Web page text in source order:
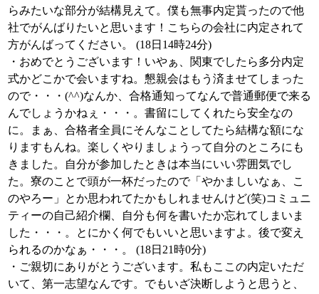
らみたいな部分が結構見えて。僕も無事内定貰ったので他
社でがんばりたいと思います！こちらの会社に内定されて
方がんばってください。 (18日14時24分)
・おめでとうございます！いやぁ、関東でしたら多分内定
式かどこかで会いますね。懇親会はもう済ませてしまった
ので・・・(^^)なんか、合格通知ってなんで普通郵便で来る
んでしょうかねぇ・・・。書留にしてくれたら安全なの
に。まぁ、合格者全員にそんなことしてたら結構な額にな
りますもんね。楽しくやりましょうって自分のところにも
きました。自分が参加したときは本当にいい雰囲気でし
た。寮のことで頭が一杯だったので「やかましいなぁ、こ
のやろー」とか思われてたかもしれませんけど(笑)コミュニ
ティーの自己紹介欄、自分も何を書いたか忘れてしまいま
した・・・。とにかく何でもいいと思いますよ。後で変え
られるのかなぁ・・・。 (18日21時0分)
・ご親切にありがとうございます。私もここの内定いただ
いて、第一志望なんです。でもいざ決断しようと思うと、